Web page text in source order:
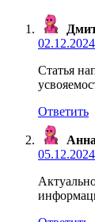
Статья
Ответить